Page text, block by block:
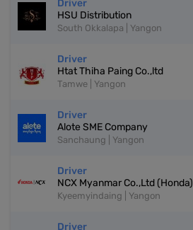
Driver
HSU Distribution
South Okkalapa | Yangon
Driver
Htat Thiha Paing Co.,ltd
Tamwe | Yangon
Driver
Alote SME Company
Sanchaung | Yangon
Driver
NCX Myanmar Co.,Ltd (Honda)
Kyeemyindaing | Yangon
Driver